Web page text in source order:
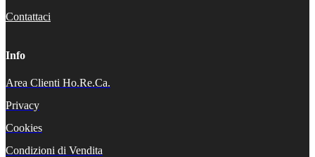
Contattaci
Info
Area Clienti Ho.Re.Ca.
Privacy
Cookies
Condizioni di Vendita